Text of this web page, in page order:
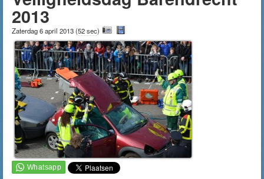
2013
Zaterdag 6 april 2013(52 sec)